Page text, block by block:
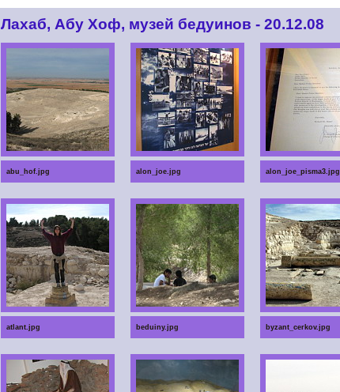
Лахаб, Абу Хоф, музей бедуинов - 20.12.08
abu_hof.jpg alon_joe.jpg alon_joe_pisma3.jpg
atlant.jpg beduiny.jpg byzant_cerkov.jpg